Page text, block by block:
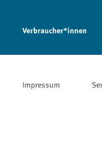
Verbraucher*innen
Impressum